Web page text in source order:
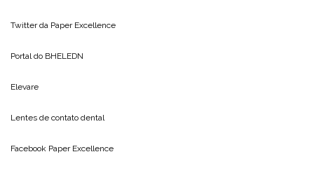
Twitter da Paper Excellence
Portal do BHELEDN
Elevare
Lentes de contato dental
Facebook Paper Excellence